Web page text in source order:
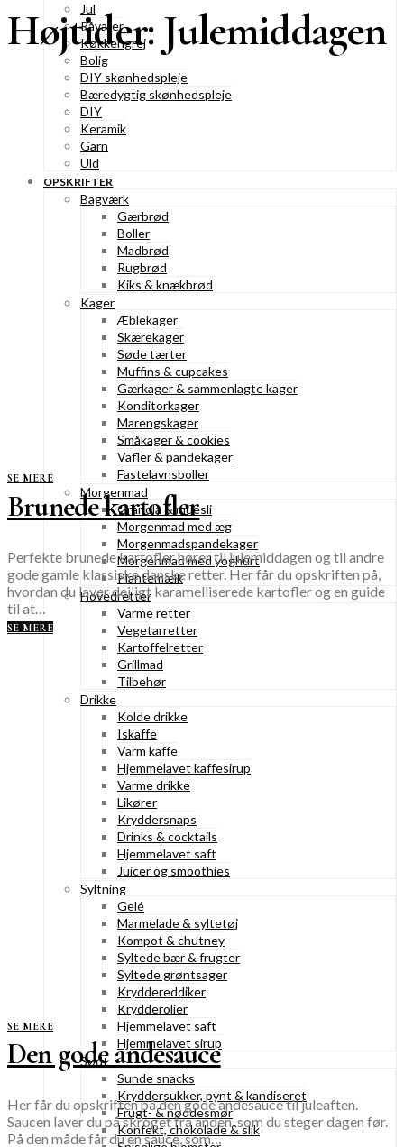
Jul
Råvarer
Køkkengrej
Bolig
DIY skønhedspleje
Bæredygtig skønhedspleje
DIY
Keramik
Garn
Uld
OPSKRIFTER
Bagværk
Gærbrød
Boller
Madbrød
Rugbrød
Kiks & knækbrød
Kager
Æblekager
Skærekager
Søde tærter
Muffins & cupcakes
Gærkager & sammenlagte kager
Konditorkager
Marengskager
Småkager & cookies
Vafler & pandekager
Fastelavnsboller
Morgenmad
Granola & müesli
Morgenmad med æg
Morgenmadspandekager
Morgenmad med yoghurt
Plantemælk
Hovedretter
Varme retter
Vegetarretter
Kartoffelretter
Grillmad
Tilbehør
Drikke
Kolde drikke
Iskaffe
Varm kaffe
Hjemmelavet kaffesirup
Varme drikke
Likører
Kryddersnaps
Drinks & cocktails
Hjemmelavet saft
Juicer og smoothies
Syltning
Gelé
Marmelade & syltetøj
Kompot & chutney
Syltede bær & frugter
Syltede grøntsager
Kryddereddiker
Krydderolier
Hjemmelavet saft
Hjemmelavet sirup
Sødt
Sunde snacks
Kryddersukker, pynt & kandiseret
Frugt- & nøddesmør
Konfekt, chokolade & slik
Højtider: Julemiddagen
SE MERE
Brunede kartofler
Perfekte brunede kartofler hører til julemiddagen og til andre
gode gamle klassiske danske retter. Her får du opskriften på,
hvordan du laver dejligt karamelliserede kartofler og en guide
til at…
SE MERE
SE MERE
Den gode andesauce
Her får du opskriften på den gode andesauce til juleaften.
Saucen laver du på skroget fra anden, som du steger dagen før.
På den måde får du en sauce, som…